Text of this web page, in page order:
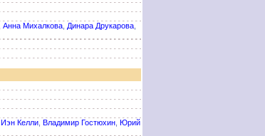
Анна Михалкова Динара Друкарова
Иэн Келли Владимир Гостюхин Юрий